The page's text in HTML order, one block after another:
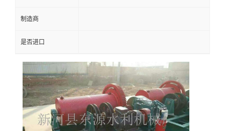
制造商
是否进口